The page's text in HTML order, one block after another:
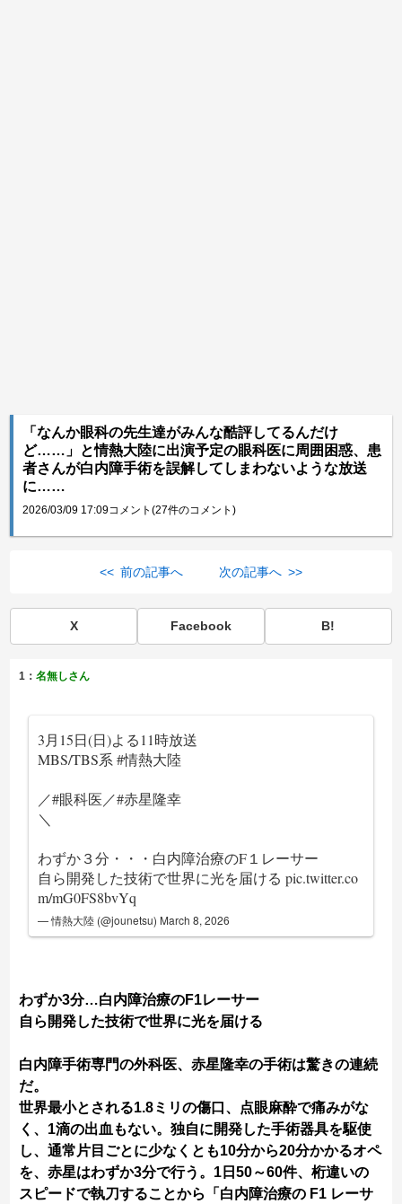
「なんか眼科の先生達がみんな酷評してるんだけ
ど……」と情熱大陸に出演予定の眼科医に周囲困惑、患
者さんが白内障手術を誤解してしまわないような放送
に……
2026/03/09 17:09コメント(27件のコメント)
<< 前の記事へ 次の記事へ >>
X Facebook B!
1：名無しさん
3月15日(日)よる11時放送
MBS/TBS系#情熱大陸
／#眼科医／#赤星隆幸
＼
わずか３分・・・白内障治療のF１レーサー
自ら開発した技術で世界に光を届けるpic.twitter.co
m/mG0FS8bvYq
— 情熱大陸 (@jounetsu) March 8, 2026
わずか3分…白内障治療のF1レーサー
自ら開発した技術で世界に光を届ける
白内障手術専門の外科医、赤星隆幸の手術は驚きの連続
だ。
世界最小とされる1.8ミリの傷口、点眼麻酔で痛みがな
く、1滴の出血もない。独自に開発した手術器具を駆使
し、通常片目ごとに少なくとも10分から20分かかるオペ
を、赤星はわずか3分で行う。1日50～60件、桁違いの
スピードで執刀することから「白内障治療の F1 レーサ